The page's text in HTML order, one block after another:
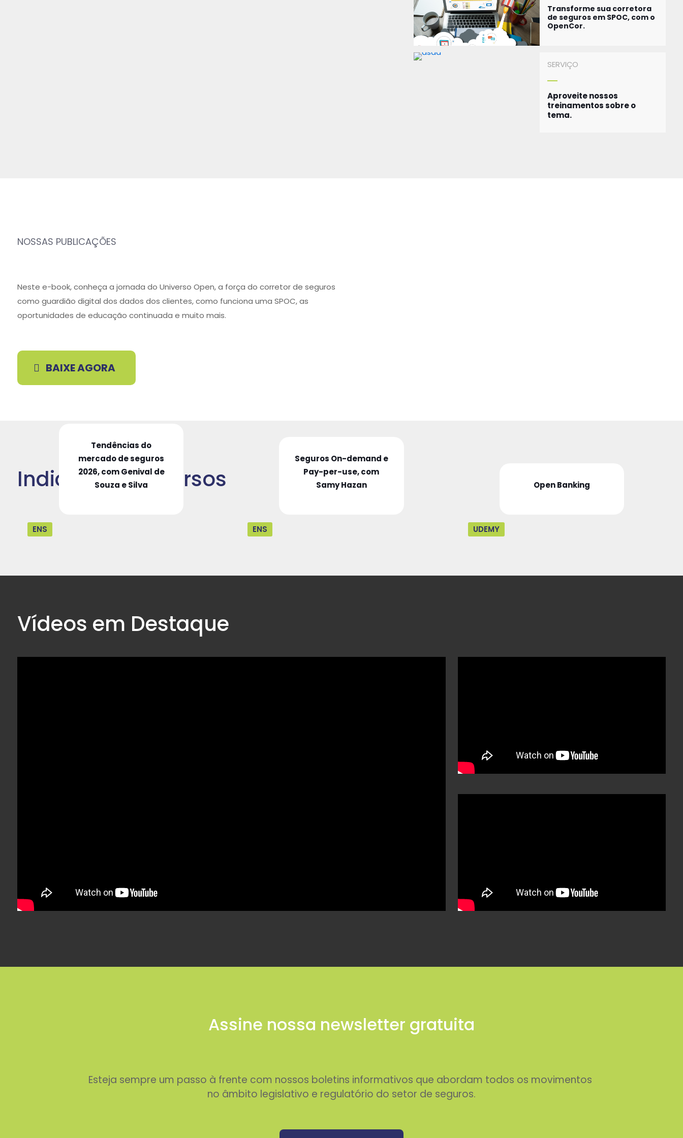
Transforme sua corretora
de seguros em SPOC, com o
OpenCor.
SERVIÇO
Aproveite nossos
treinamentos sobre o
tema.
NOSSAS PUBLICAÇÕES
Neste e-book, conheça a jornada do Universo Open, a força do corretor de seguros
como guardião digital dos dados dos clientes, como funciona uma SPOC, as
oportunidades de educação continuada e muito mais.
BAIXE AGORA
Indicação de Cursos
ENS
Tendências do
mercado de seguros
2026, com Genival de
Souza e Silva
ENS
Seguros On-demand e
Pay-per-use, com
Samy Hazan
UDEMY
Open Banking
Vídeos em Destaque
Assine nossa newsletter gratuita
Esteja sempre um passo à frente com nossos boletins informativos que abordam todos os movimentos
no âmbito legislativo e regulatório do setor de seguros.